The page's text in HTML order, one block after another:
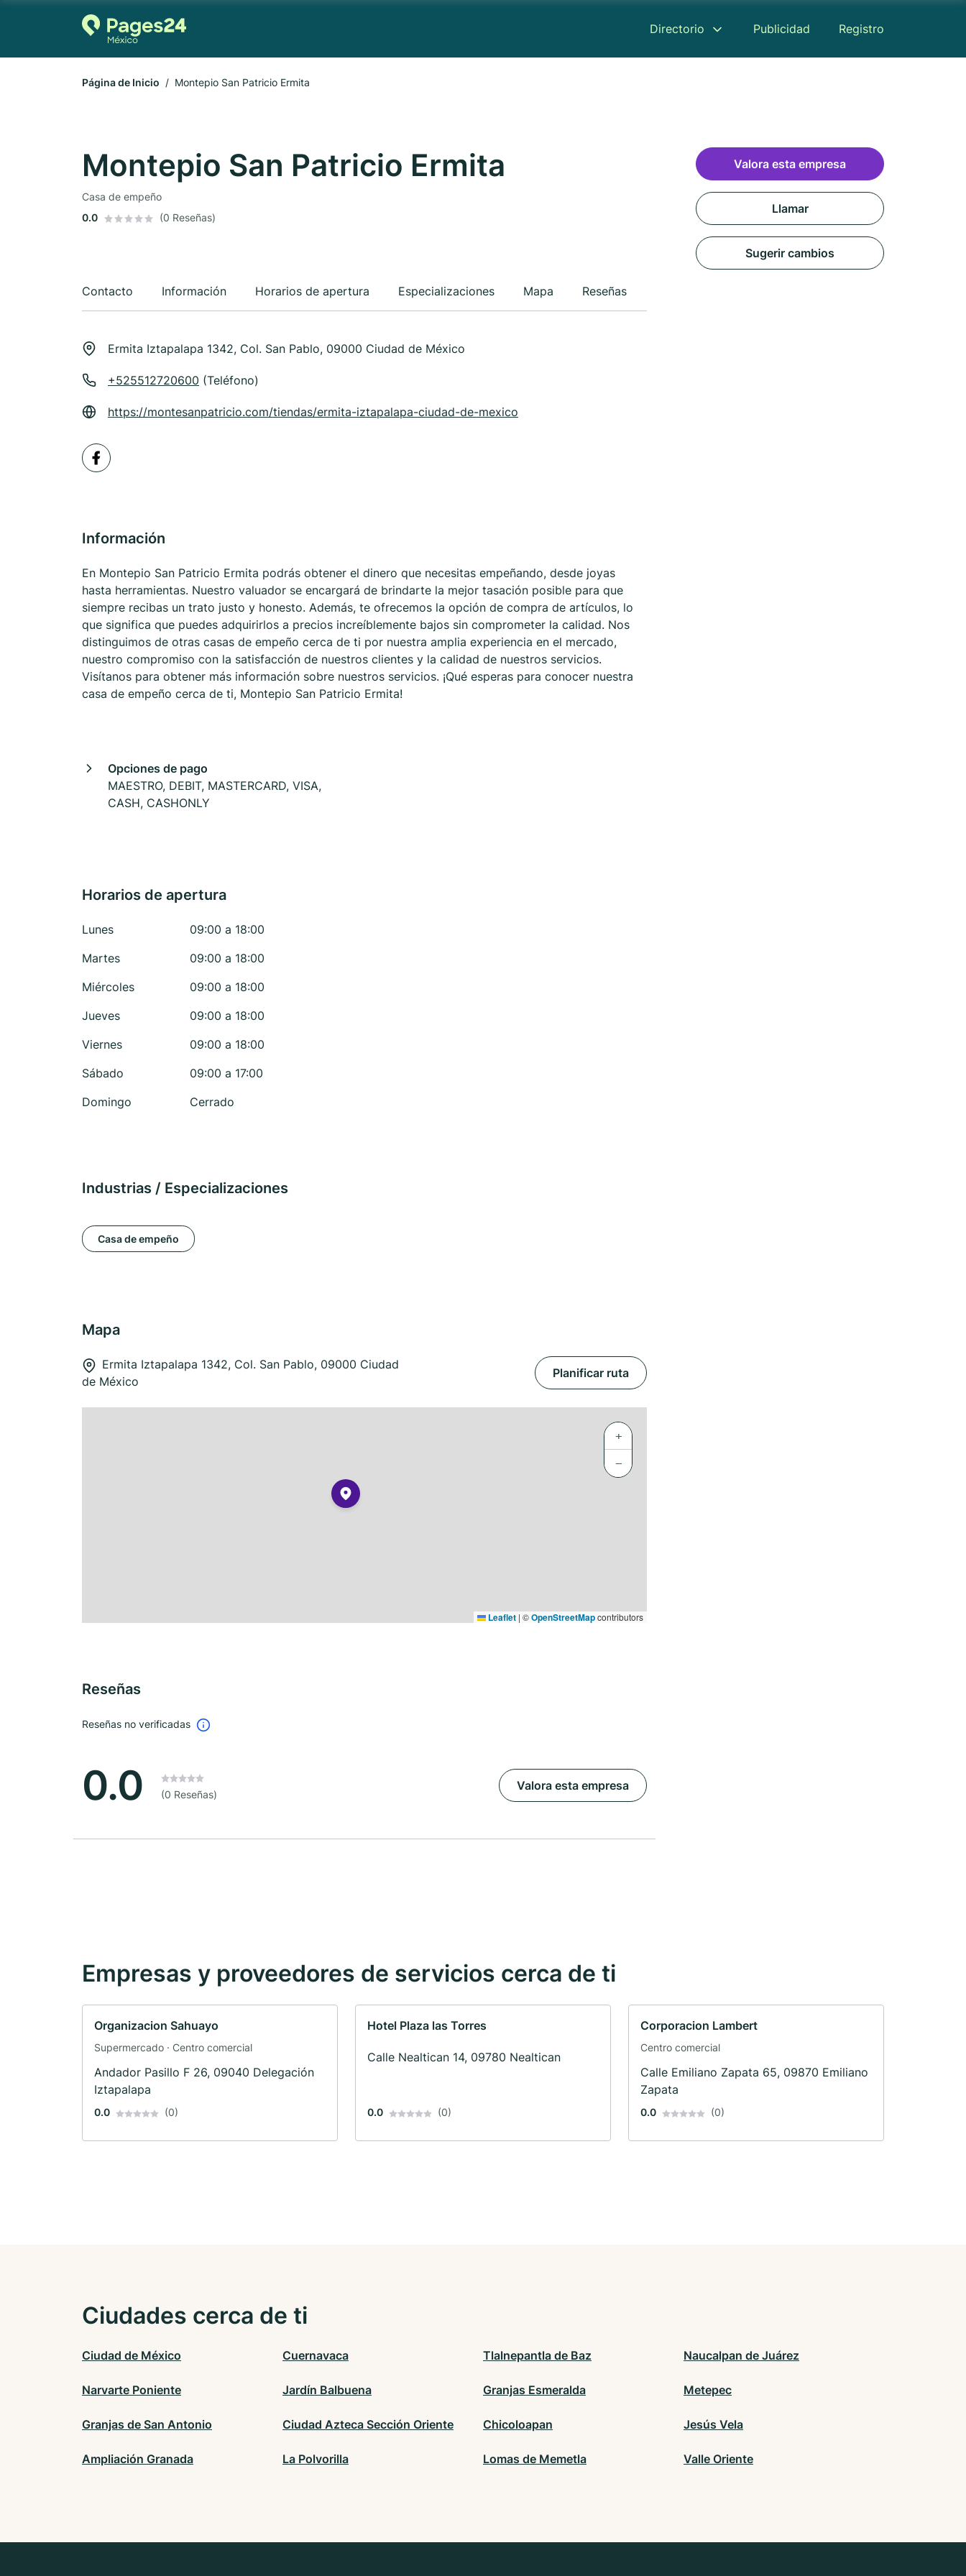
Directorio Publicidad Registro
Página de Inicio Montepio San Patricio Ermita
Montepio San Patricio Ermita
Casa de empeño
0.0
(0 Reseñas)
Contacto Información Horarios de apertura Especializaciones Mapa Reseñas
Ermita Iztapalapa 1342, Col. San Pablo, 09000 Ciudad de México
+525512720600 (Teléfono)
https://montesanpatricio.com/tiendas/ermita-iztapalapa-ciudad-de-mexico
Información
En Montepio San Patricio Ermita podrás obtener el dinero que necesitas empeñando, desde joyas
hasta herramientas. Nuestro valuador se encargará de brindarte la mejor tasación posible para que
siempre recibas un trato justo y honesto. Además, te ofrecemos la opción de compra de artículos, lo
que significa que puedes adquirirlos a precios increíblemente bajos sin comprometer la calidad. Nos
distinguimos de otras casas de empeño cerca de ti por nuestra amplia experiencia en el mercado,
nuestro compromiso con la satisfacción de nuestros clientes y la calidad de nuestros servicios.
Visítanos para obtener más información sobre nuestros servicios. ¡Qué esperas para conocer nuestra
casa de empeño cerca de ti, Montepio San Patricio Ermita!
Opciones de pago
MAESTRO, DEBIT, MASTERCARD, VISA,
CASH, CASHONLY
Horarios de apertura
Lunes
09:00 a 18:00
Martes
09:00 a 18:00
Miércoles
09:00 a 18:00
Jueves
09:00 a 18:00
Viernes
09:00 a 18:00
Sábado
09:00 a 17:00
Domingo
Cerrado
Industrias / Especializaciones
Casa de empeño
Mapa
Ermita Iztapalapa 1342, Col. San Pablo, 09000 Ciudad
de México
Planificar ruta
+
−
Leaflet | ©OpenStreetMapcontributors
Reseñas
Reseñas no verificadas
0.0 (0 Reseñas)
Valora esta empresa
Valora esta empresa
Llamar
Sugerir cambios
Empresas y proveedores de servicios cerca de ti
Organizacion Sahuayo
Supermercado · Centro comercial
Andador Pasillo F 26, 09040 Delegación
Iztapalapa
0.0 (0)
Hotel Plaza las Torres
Calle Nealtican 14, 09780 Nealtican
0.0 (0)
Corporacion Lambert
Centro comercial
Calle Emiliano Zapata 65, 09870 Emiliano
Zapata
0.0 (0)
Ciudades cerca de ti
Ciudad de México Cuernavaca Tlalnepantla de Baz Naucalpan de Juárez
Narvarte Poniente Jardín Balbuena Granjas Esmeralda Metepec
Granjas de San Antonio Ciudad Azteca Sección Oriente Chicoloapan Jesús Vela
Ampliación Granada La Polvorilla Lomas de Memetla Valle Oriente